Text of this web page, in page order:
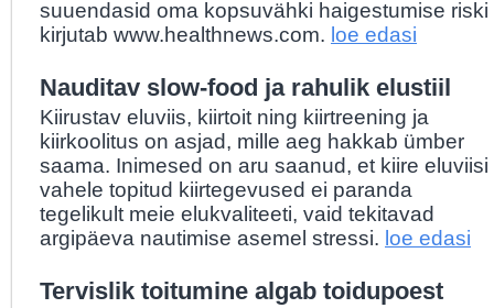
suuendasid oma kopsuvähki haigestumise riski
kirjutab www.healthnews.com. loe edasi
Nauditav slow-food ja rahulik elustiil
Kiirustav eluviis, kiirtoit ning kiirtreening ja
kiirkoolitus on asjad, mille aeg hakkab ümber
saama. Inimesed on aru saanud, et kiire eluviisi
vahele topitud kiirtegevused ei paranda
tegelikult meie elukvaliteeti, vaid tekitavad
argipäeva nautimise asemel stressi. loe edasi
Tervislik toitumine algab toidupoest